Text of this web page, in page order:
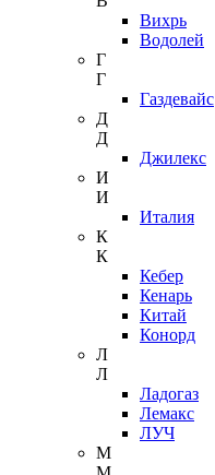
Вихрь
Водолей
Г
Г
Газдевайс
Д
Д
Джилекс
И
И
Италия
К
К
Кебер
Кенарь
Китай
Конорд
Л
Л
Ладогаз
Лемакс
ЛУЧ
М